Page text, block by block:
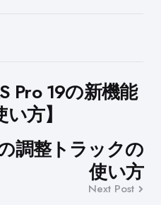
Pro 19の新機能
方】
調整トラックの
使い方
Next Post